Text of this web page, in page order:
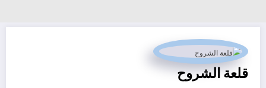
قلعة الشروح